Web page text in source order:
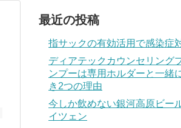
最近の投稿
指サックの有効活用で感染症
ディアテックカウンセリング
ンプーは専用ホルダーと一緒
き2つの理由
今しか飲めない銀河高原ビー
イツェン